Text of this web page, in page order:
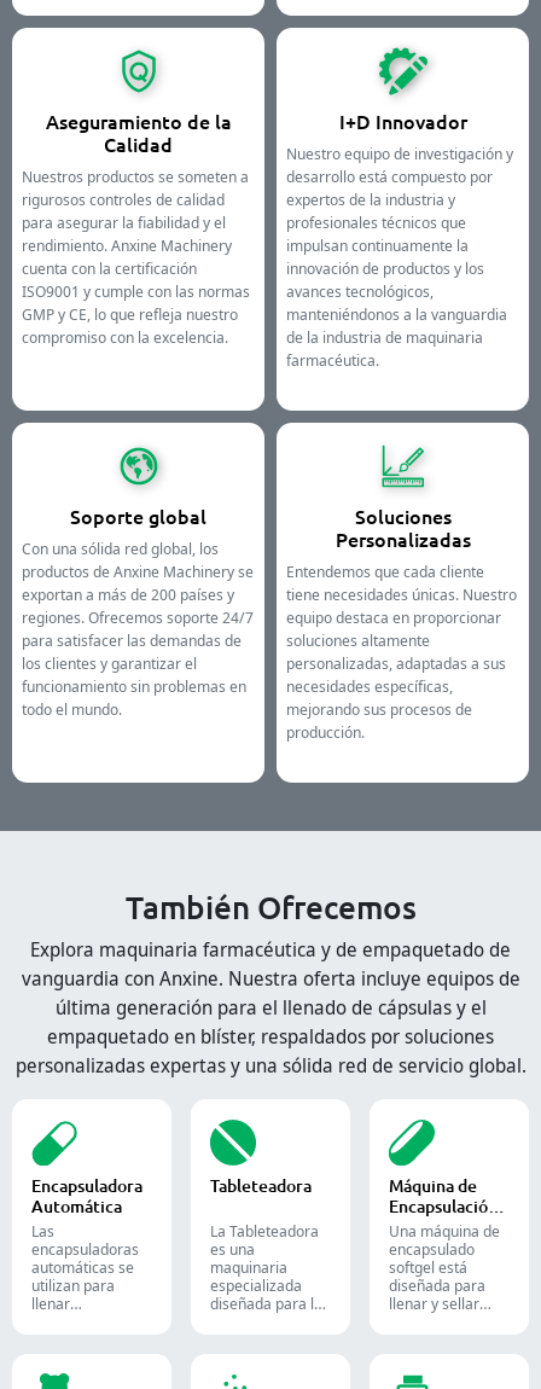
Aseguramiento de la
Calidad
Nuestros productos se someten a
rigurosos controles de calidad
para asegurar la fiabilidad y el
rendimiento. Anxine Machinery
cuenta con la certificación
ISO9001 y cumple con las normas
GMP y CE, lo que refleja nuestro
compromiso con la excelencia.
I+D Innovador
Nuestro equipo de investigación y
desarrollo está compuesto por
expertos de la industria y
profesionales técnicos que
impulsan continuamente la
innovación de productos y los
avances tecnológicos,
manteniéndonos a la vanguardia
de la industria de maquinaria
farmacéutica.
Soporte global
Con una sólida red global, los
productos de Anxine Machinery se
exportan a más de 200 países y
regiones. Ofrecemos soporte 24/7
para satisfacer las demandas de
los clientes y garantizar el
funcionamiento sin problemas en
todo el mundo.
Soluciones
Personalizadas
Entendemos que cada cliente
tiene necesidades únicas. Nuestro
equipo destaca en proporcionar
soluciones altamente
personalizadas, adaptadas a sus
necesidades específicas,
mejorando sus procesos de
producción.
También Ofrecemos
Explora maquinaria farmacéutica y de empaquetado de
vanguardia con Anxine. Nuestra oferta incluye equipos de
última generación para el llenado de cápsulas y el
empaquetado en blíster, respaldados por soluciones
personalizadas expertas y una sólida red de servicio global.
Encapsuladora
Automática
Las
encapsuladoras
automáticas se
utilizan para
llenar
precisas de
Tableteadora
La Tableteadora
es una
maquinaria
especializada
diseñada para la
Máquina de
Encapsulación
de Softgel
Una máquina de
encapsulado
softgel está
diseñada para
llenar y sellar
cápsulas blandas